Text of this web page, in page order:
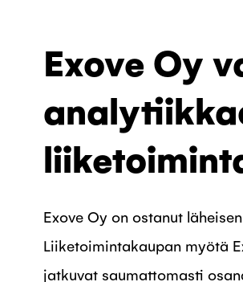
Exove Oy
Exove Oy on ostanut
Liiketoimintakaupan myötä
jatkuvat saumattomasti